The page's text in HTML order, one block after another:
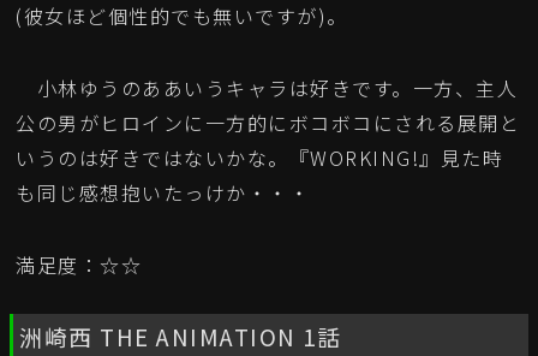
(彼女ほど個性的でも無いですが)。
小林ゆうのああいうキャラは好きです。一方、主人
公の男がヒロインに一方的にボコボコにされる展開と
いうのは好きではないかな。『WORKING!』見た時
も同じ感想抱いたっけか・・・
満足度：☆☆
洲崎西 THE ANIMATION 1話